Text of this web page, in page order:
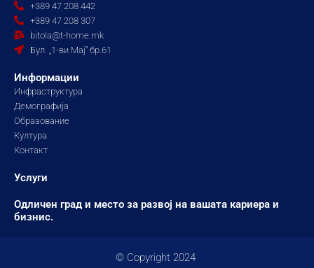
+389 47 208 442
+389 47 208 307
bitola@t-home.mk
Бул. „1-ви Мај“ бр.61
Информации
Инфраструктура
Демографија
Образование
Култура
Контакт
Услуги
Одличен град и место за развој на вашата кариера и
бизнис.
© Copyright 2024